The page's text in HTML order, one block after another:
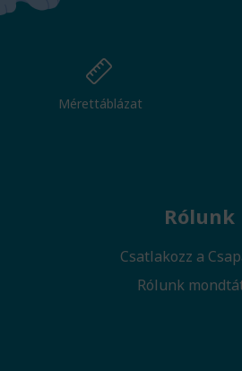
Mérettáblázat
Rólunk
Csatlakozz a
Rólunk